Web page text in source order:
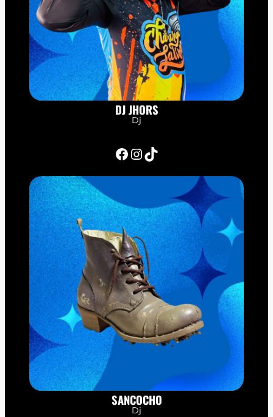
DJ JHORS
Dj
Facebook InstagramTikTok
SANCOCHO
Dj